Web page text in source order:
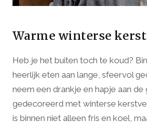
Warme winterse
Heb je het buiten toch te koud?
heerlijk eten aan lange, sfeervol
neem een drankje en hapje aan de
gedecoreerd met winterse
is binnen niet alleen fris en koel,